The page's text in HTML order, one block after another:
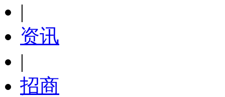
|
资讯
|
招商